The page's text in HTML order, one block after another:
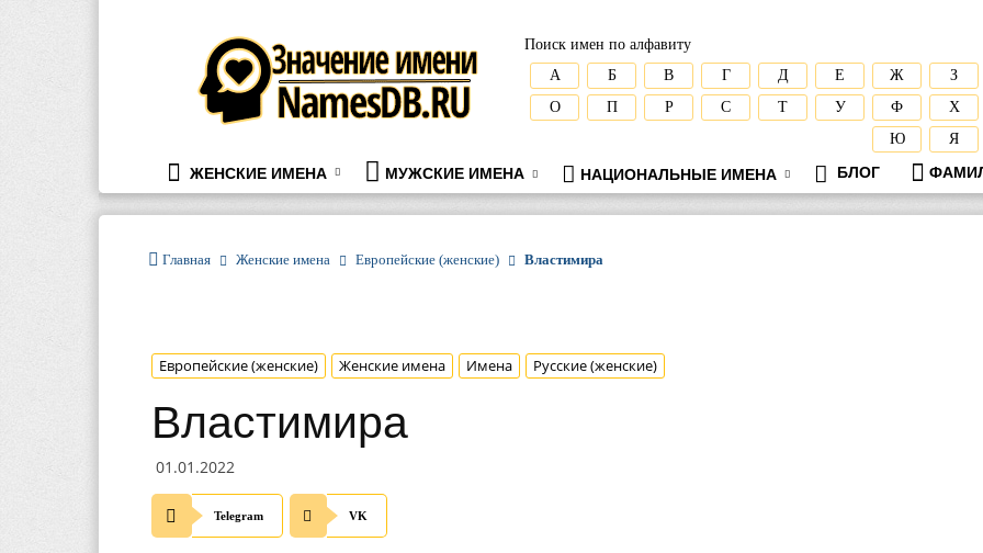
namesdb.ru
Поиск имен по алфавиту
А
Б В Г Д Е Ж
З
О
П Р С Т У Ф
Х
Ю
Я
ЖЕНСКИЕ ИМЕНА МУЖСКИЕ ИМЕНА НАЦИОНАЛЬНЫЕ ИМЕНА БЛОГ
Главная Женские имена Европейские (женские) Властимира
Европейские (женские) Женские имена Имена Русские (женские)
Властимира
01.01.2022
Telegram VK